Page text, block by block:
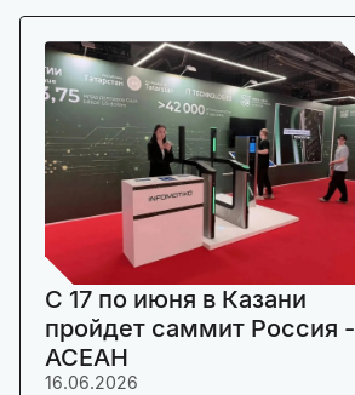
C 17 по июня в Казани
пройдет саммит Россия -
АСЕАН
16.06.2026